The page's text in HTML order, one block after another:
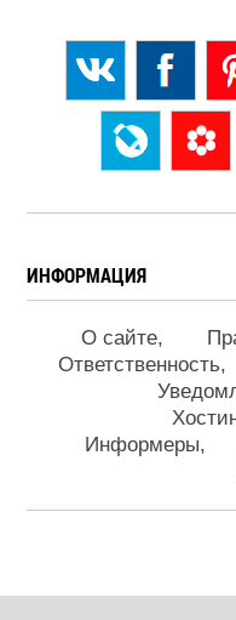
ИНФОРМАЦИЯ
О сайте
Ответственность
Информеры